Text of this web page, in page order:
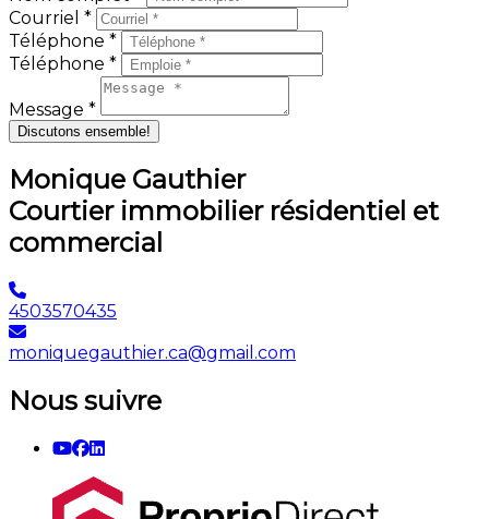
Courriel *
Téléphone *
Téléphone *
Message *
Discutons ensemble!
Monique Gauthier
Courtier immobilier résidentiel et
commercial
4503570435
moniquegauthier.ca@gmail.com
Nous suivre